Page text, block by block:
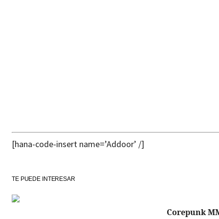
[hana-code-insert name=’Addoor’ /]
TE PUEDE INTERESAR
Corepunk